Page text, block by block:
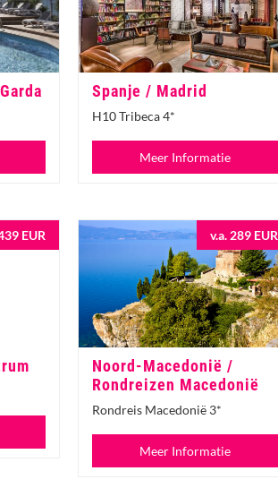
Spanje / Madrid
H10 Tribeca 4*
Meer Informatie
EUR v.a. 289 EUR
Noord-Macedonië /
Rondreizen Macedonië
Rondreis Macedonië 3*
Meer Informatie